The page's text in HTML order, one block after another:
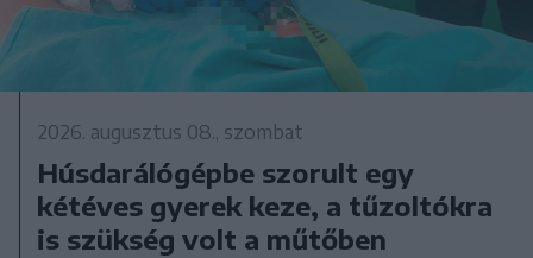
2026. augusztus 08., szombat
Húsdarálógépbe szorult egy
kétéves gyerek keze, a tűzoltókra
is szükség volt a műtőben